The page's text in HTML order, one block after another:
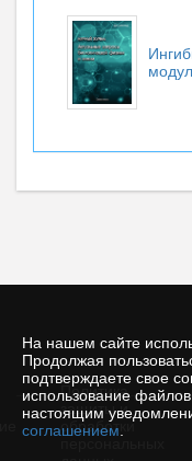
На нашем сайте
Продолжая
подтверждаете свое
использование
настоящим
соглашением
Политика
защиты и
обработки